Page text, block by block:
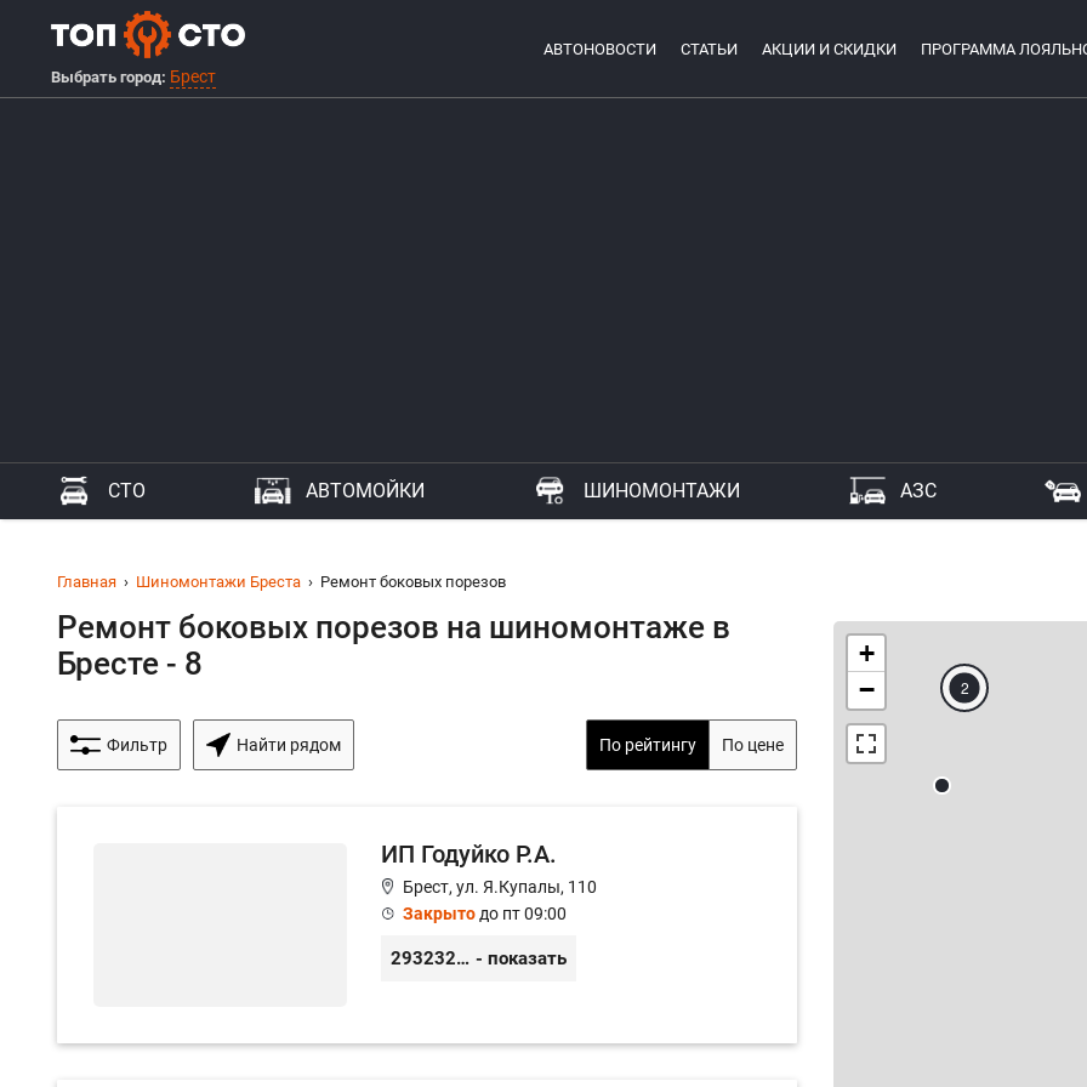
Выбрать город: Брест
АВТОНОВОСТИ СТАТЬИ АКЦИИ И СКИДКИ ПРОГРАММА
СТО АВТОМОЙКИ ШИНОМОНТАЖИ АЗС
Главная Шиномонтажи Бреста Ремонт боковых порезов
Ремонт боковых порезов на шиномонтаже в
Бресте - 8
Фильтр Найти рядом По рейтингу По цене
ИП Годуйко Р.А.
Брест, ул. Я.Купалы, 110
Закрытодо пт 09:00
293232338 - показать
2
+
−